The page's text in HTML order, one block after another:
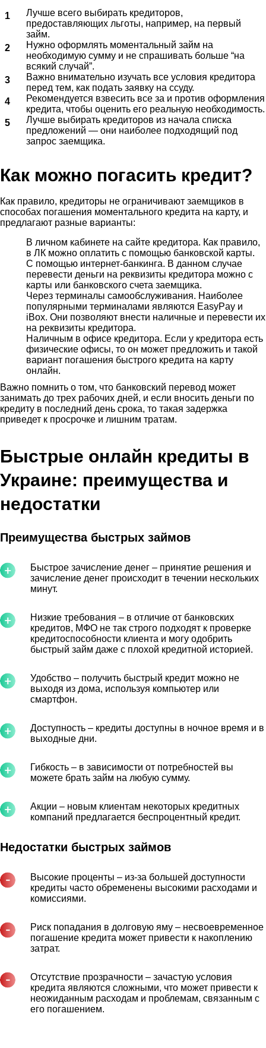
Лучше всего выбирать кредиторов,
предоставляющих льготы, например, на первый
займ.
Нужно оформлять моментальный займ на
необходимую сумму и не спрашивать больше “на
всякий случай”.
Важно внимательно изучать все условия кредитора
перед тем, как подать заявку на ссуду.
Рекомендуется взвесить все за и против оформления
кредита, чтобы оценить его реальную необходимость.
Лучше выбирать кредиторов из начала списка
предложений — они наиболее подходящий под
запрос заемщика.
Как можно погасить кредит?
Как правило, кредиторы не ограничивают заемщиков в
способах погашения моментального кредита на карту, и
предлагают разные варианты:
В личном кабинете на сайте кредитора. Как правило,
в ЛК можно оплатить с помощью банковской карты.
С помощью интернет-банкинга. В данном случае
перевести деньги на реквизиты кредитора можно с
карты или банковского счета заемщика.
Через терминалы самообслуживания. Наиболее
популярными терминалами являются EasyPay и
iBox. Они позволяют внести наличные и перевести их
на реквизиты кредитора.
Наличным в офисе кредитора. Если у кредитора есть
физические офисы, то он может предложить и такой
вариант погашения быстрого кредита на карту
онлайн.
Важно помнить о том, что банковский перевод может
занимать до трех рабочих дней, и если вносить деньги по
кредиту в последний день срока, то такая задержка
приведет к просрочке и лишним тратам.
Быстрые онлайн кредиты в
Украине: преимущества и
недостатки
Преимущества быстрых займов
Быстрое зачисление денег – принятие решения и
зачисление денег происходит в течении нескольких
минут.
Низкие требования – в отличие от банковских
кредитов, МФО не так строго подходят к проверке
кредитоспособности клиента и могу одобрить
быстрый займ даже с плохой кредитной историей.
Удобство – получить быстрый кредит можно не
выходя из дома, используя компьютер или
смартфон.
Доступность – кредиты доступны в ночное время и в
выходные дни.
Гибкость – в зависимости от потребностей вы
можете брать займ на любую сумму.
Акции – новым клиентам некоторых кредитных
компаний предлагается беспроцентный кредит.
Недостатки быстрых займов
Высокие проценты – из-за большей доступности
кредиты часто обременены высокими расходами и
комиссиями.
Риск попадания в долговую яму – несвоевременное
погашение кредита может привести к накоплению
затрат.
Отсутствие прозрачности – зачастую условия
кредита являются сложными, что может привести к
неожиданным расходам и проблемам, связанным с
его погашением.